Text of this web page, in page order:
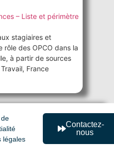
– Liste et périmètre
stagiaires et
rôle des OPCO dans la
à partir de sources
France
légales
Contactez-
nous